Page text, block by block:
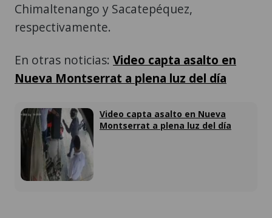
Chimaltenango y Sacatepéquez,
respectivamente.
En otras noticias: Video capta asalto en
Nueva Montserrat a plena luz del día
Video capta asalto en Nueva
Montserrat a plena luz del día